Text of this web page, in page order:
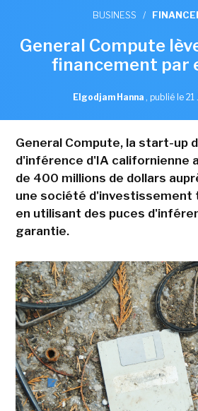
BUSINESS /
General Compute
financement par
Elgodjam Hanna , publié le
General Compute, la start-up
d'inférence d'IA californienne
de 400 millions de dollars
une société d'investissement
en utilisant des puces
garantie.